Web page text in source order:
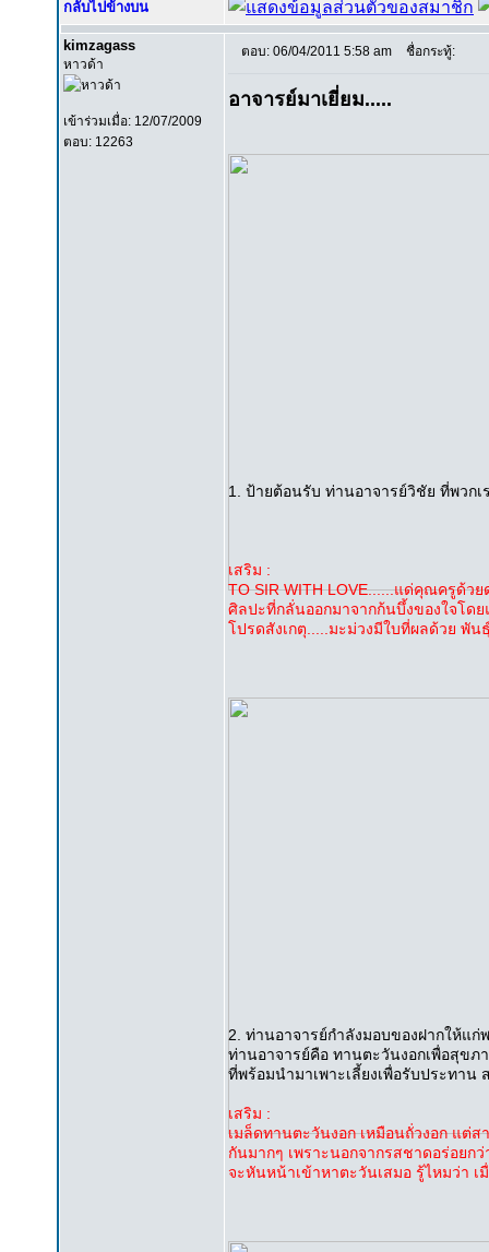
กลับไปข้างบน
kimzagass
หาวด้า
เข้าร่วมเมื่อ: 12/07/2009
ตอบ: 12263
ตอบ: 06/04/2011 5:58 am ชื่อกระทู้:
อาจารย์มาเยี่ยม.....
1. ป้ายต้อนรับ ท่านอาจารย์วิชัย ที่พวกเ
เสริม :
TO SIR WITH LOVE......แด่คุณครูด้วย
ศิลปะที่กลั่นออกมาจากก้นบึ้งของใจโดย
โปรดสังเกตุ.....มะม่วงมีใบที่ผลด้วย พัน
2. ท่านอาจารย์กำลังมอบของฝากให้แก่
ท่านอาจารย์คือ ทานตะวันงอกเพื่อสุขภ
ที่พร้อมนำมาเพาะเลี้ยงเพื่อรับประทาน
เสริม :
เมล็ดทานตะวันงอก เหมือนถั่วงอก แต่
กันมากๆ เพราะนอกจากรสชาดอร่อยก
จะหันหน้าเข้าหาตะวันเสมอ รู้ไหมว่า